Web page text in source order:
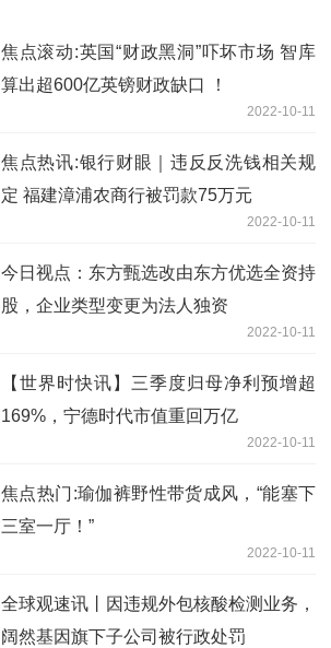
焦点滚动:英国“财政黑洞”吓坏市场 智库
算出超600亿英镑财政缺口 ！
2022-10-11
焦点热讯:银行财眼｜违反反洗钱相关规
定 福建漳浦农商行被罚款75万元
2022-10-11
今日视点：东方甄选改由东方优选全资持
股，企业类型变更为法人独资
2022-10-11
【世界时快讯】三季度归母净利预增超
169%，宁德时代市值重回万亿
2022-10-11
焦点热门:瑜伽裤野性带货成风，“能塞下
三室一厅！”
2022-10-11
全球观速讯丨因违规外包核酸检测业务，
阔然基因旗下子公司被行政处罚